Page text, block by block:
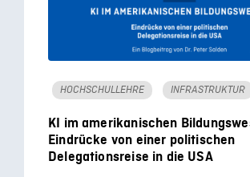
HOCHSCHULLEHRE INFRASTRUKTUR
KI im amerikanischen
Eindrücke von einer politischen
Delegationsreise in die USA